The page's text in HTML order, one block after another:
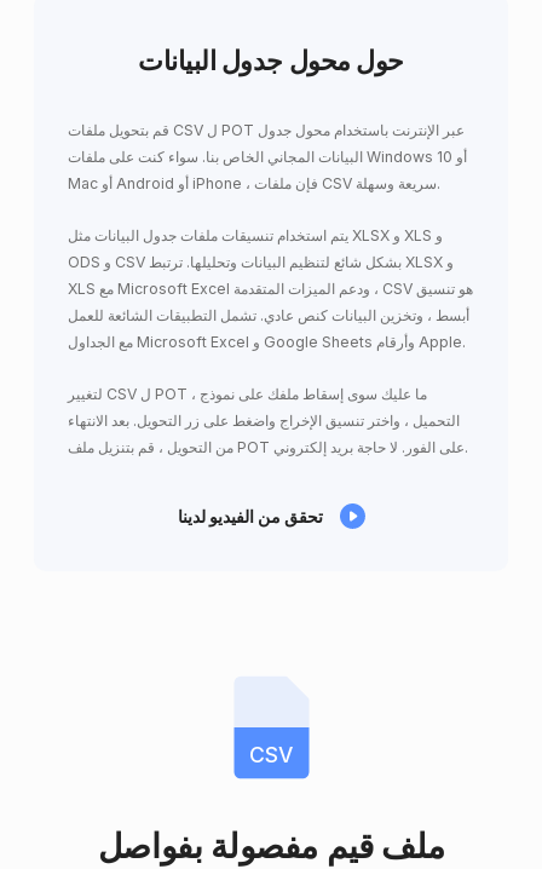
حول محول جدول البيانات
قم بتحويل ملفات CSV ل POT عبر الإنترنت باستخدام محول جدول
البيانات المجاني الخاص بنا. سواء كنت على ملفات Windows 10 أو
Mac أو Android أو iPhone ، فإن ملفات CSV سريعة وسهلة.
يتم استخدام تنسيقات ملفات جدول البيانات مثل XLSX و XLS و
ODS و CSV بشكل شائع لتنظيم البيانات وتحليلها. ترتبط XLSX و
XLS مع Microsoft Excel ودعم الميزات المتقدمة ، CSV هو تنسيق
أبسط ، وتخزين البيانات كنص عادي. تشمل التطبيقات الشائعة للعمل
مع الجداول Microsoft Excel و Google Sheets وأرقام Apple.
لتغيير CSV ل POT ، ما عليك سوى إسقاط ملفك على نموذج
التحميل ، واختر تنسيق الإخراج واضغط على زر التحويل. بعد الانتهاء
من التحويل ، قم بتنزيل ملف POT على الفور. لا حاجة بريد إلكتروني.
تحقق من الفيديو لدينا
CSV
ملف قيم مفصولة بفواصل